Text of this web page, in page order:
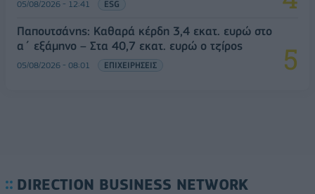
05/08/2026 - 12:41 ESG
Παπουτσάνης: Καθαρά κέρδη 3,4 εκατ. ευρώ στο
α΄ εξάμηνο – Στα 40,7 εκατ. ευρώ ο τζίρος
05/08/2026 - 08:01 ΕΠΙΧΕΙΡΗΣΕΙΣ
DIRECTION BUSINESS NETWORK